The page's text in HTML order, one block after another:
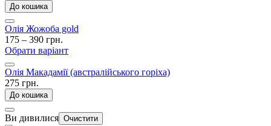
До кошика
Олія Жожоба gold
175 – 390 грн.
Обрати варіант
Олія Макадамії (австралійського горіха)
275 грн.
До кошика
Ви дивилися Очистити